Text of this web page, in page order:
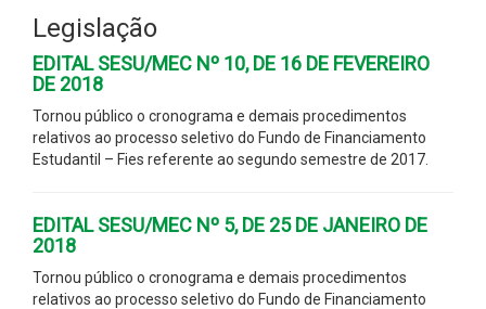
Legislação
EDITAL SESU/MEC Nº 10, DE 16 DE FEVEREIRO
DE 2018
Tornou público o cronograma e demais procedimentos
relativos ao processo seletivo do Fundo de Financiamento
Estudantil – Fies referente ao segundo semestre de 2017.
EDITAL SESU/MEC Nº 5, DE 25 DE JANEIRO DE
2018
Tornou público o cronograma e demais procedimentos
relativos ao processo seletivo do Fundo de Financiamento